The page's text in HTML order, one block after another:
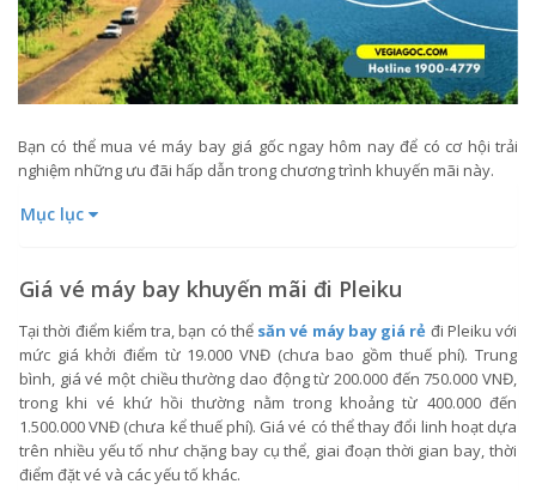
Bạn có thể mua vé máy bay giá gốc ngay hôm nay để có cơ hội trải
nghiệm những ưu đãi hấp dẫn trong chương trình khuyến mãi này.
Mục lục
Giá vé máy bay khuyến mãi đi Pleiku
Tại thời điểm kiểm tra, bạn có thể săn vé máy bay giá rẻ đi Pleiku với
mức giá khởi điểm từ 19.000 VNĐ (chưa bao gồm thuế phí). Trung
bình, giá vé một chiều thường dao động từ 200.000 đến 750.000 VNĐ,
trong khi vé khứ hồi thường nằm trong khoảng từ 400.000 đến
1.500.000 VNĐ (chưa kể thuế phí). Giá vé có thể thay đổi linh hoạt dựa
trên nhiều yếu tố như chặng bay cụ thể, giai đoạn thời gian bay, thời
điểm đặt vé và các yếu tố khác.